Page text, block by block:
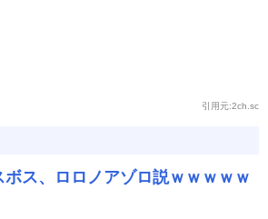
引用元:2ch.sc
ボス、ロロノアゾロ説ｗｗｗｗｗ